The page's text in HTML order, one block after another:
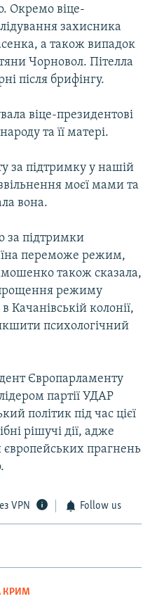
Окремо віце-
захисника
а також випадок
Чорновол. Пітелла
після брифінгу.
віце-президентові
та її матері.
за підтримку у нашій
моєї мами та
вона.
за підтримки
переможе режим,
також сказала,
режиму
колонії,
психологічний
Європарламенту
партії УДАР
політик під час цієї
рішучі дії, адже
прагнень
VPN Follow us
КРИМ